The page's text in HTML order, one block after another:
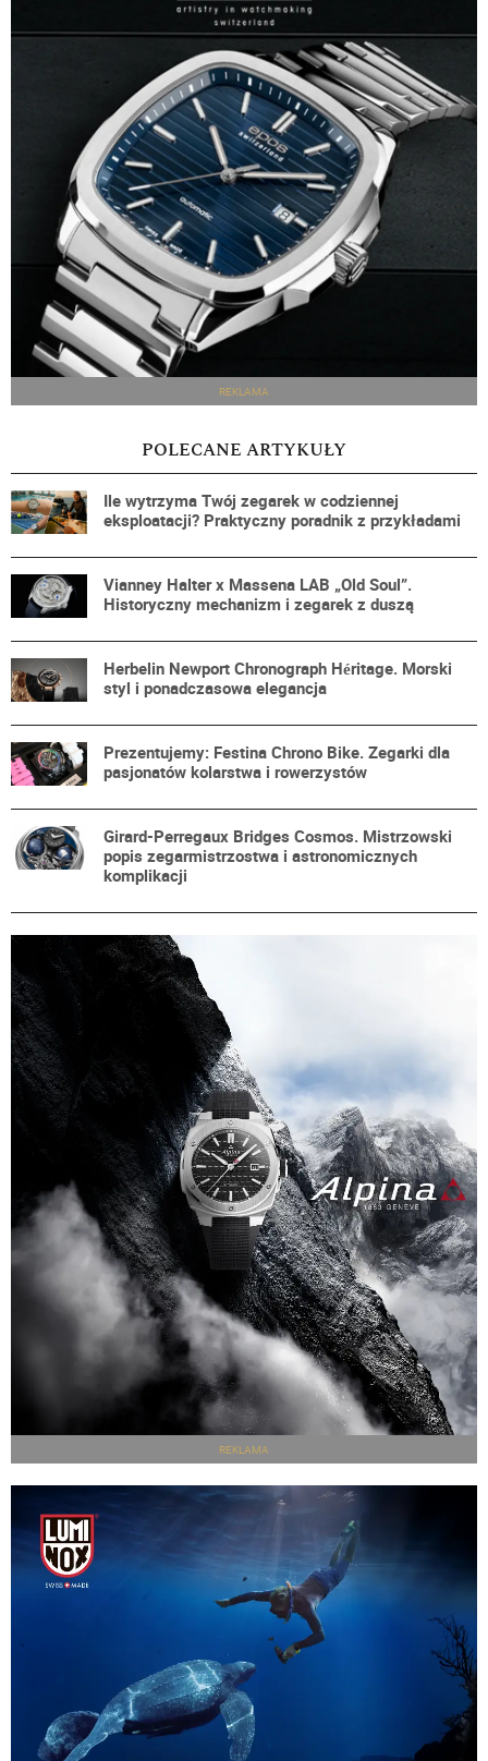
REKLAMA
POLECANE ARTYKUŁY
Ile wytrzyma Twój zegarek w codziennej
eksploatacji? Praktyczny poradnik z przykładami
Vianney Halter x Massena LAB „Old Soul”.
Historyczny mechanizm i zegarek z duszą
Herbelin Newport Chronograph Héritage. Morski
styl i ponadczasowa elegancja
Prezentujemy: Festina Chrono Bike. Zegarki dla
pasjonatów kolarstwa i rowerzystów
Girard-Perregaux Bridges Cosmos. Mistrzowski
popis zegarmistrzostwa i astronomicznych
komplikacji
REKLAMA